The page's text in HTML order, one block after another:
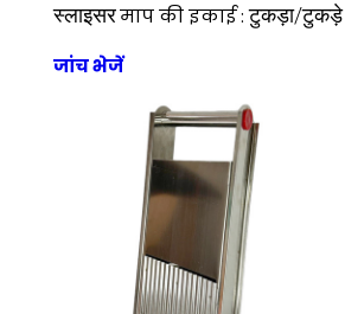
स्लाइसरमाप की इकाई :टुकड़ा/टुकड़े
जांच भेजें